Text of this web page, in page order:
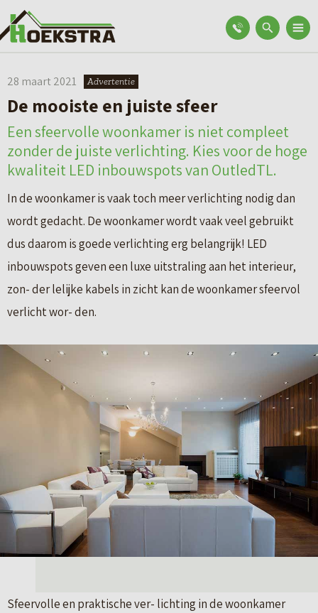
28 maart 2021 Advertentie
De mooiste en juiste sfeer
Een sfeervolle woonkamer is niet compleet
zonder de juiste verlichting. Kies voor de hoge
kwaliteit LED inbouwspots van OutledTL.
In de woonkamer is vaak toch meer verlichting nodig dan
wordt gedacht. De woonkamer wordt vaak veel gebruikt
dus daarom is goede verlichting erg belangrijk! LED
inbouwspots geven een luxe uitstraling aan het interieur,
zon- der lelijke kabels in zicht kan de woonkamer sfeervol
verlicht wor- den.
Sfeervolle en praktische ver- lichting in de woonkamer